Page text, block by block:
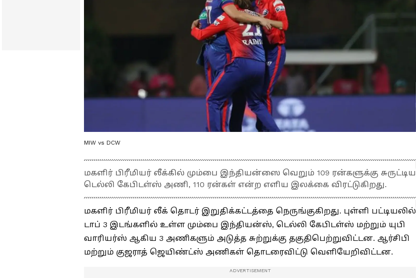
MIW vs DCW
மகளிர் பிரீமியர் லீக்கில் மும்பை இந்தியன்ஸை வெறும் 109 ரன்களுக்கு சுருட்டிய
டெல்லி கேபிடள்ஸ் அணி, 110 ரன்கள் என்ற எளிய இலக்கை விரட்டுகிறது.
மகளிர் பிரீமியர் லீக் தொடர் இறுதிக்கட்டத்தை நெருங்குகிறது. புள்ளி பட்டியலில்
டாப் 3 இடங்களில் உள்ள மும்பை இந்தியன்ஸ், டெல்லி கேபிடள்ஸ் மற்றும் யுபி
வாரியர்ஸ் ஆகிய 3 அணிகளும் அடுத்த சுற்றுக்கு தகுதிபெற்றுவிட்டன. ஆர்சிபி
மற்றும் குஜராத் ஜெயிண்ட்ஸ் அணிகள் தொடரைவிட்டு வெளியேறிவிட்டன.